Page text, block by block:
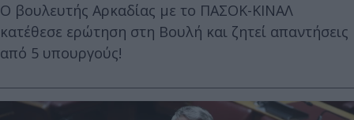
Ο βουλευτής Αρκαδίας με το ΠΑΣΟΚ-ΚΙΝΑΛ
κατέθεσε ερώτηση στη Βουλή και ζητεί απαντήσεις
από 5 υπουργούς!